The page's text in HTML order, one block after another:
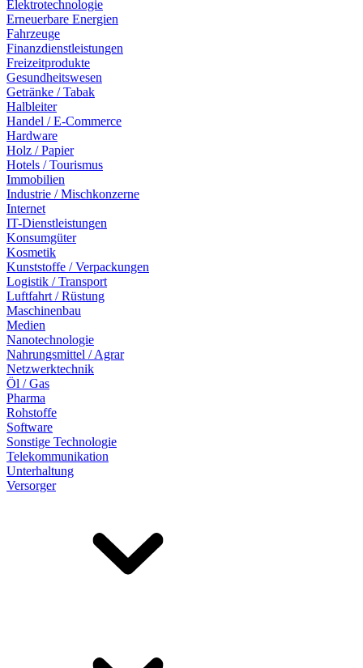
Elektrotechnologie
Erneuerbare Energien
Fahrzeuge
Finanzdienstleistungen
Freizeitprodukte
Gesundheitswesen
Getränke / Tabak
Halbleiter
Handel / E-Commerce
Hardware
Holz / Papier
Hotels / Tourismus
Immobilien
Industrie / Mischkonzerne
Internet
IT-Dienstleistungen
Konsumgüter
Kosmetik
Kunststoffe / Verpackungen
Logistik / Transport
Luftfahrt / Rüstung
Maschinenbau
Medien
Nanotechnologie
Nahrungsmittel / Agrar
Netzwerktechnik
Öl / Gas
Pharma
Rohstoffe
Software
Sonstige Technologie
Telekommunikation
Unterhaltung
Versorger